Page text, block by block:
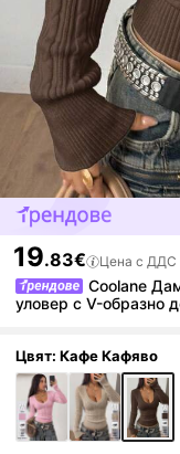
19.83€ Цена с ДДС
Coolane
уловер с V-образно
Цвят: Кафе Кафяво